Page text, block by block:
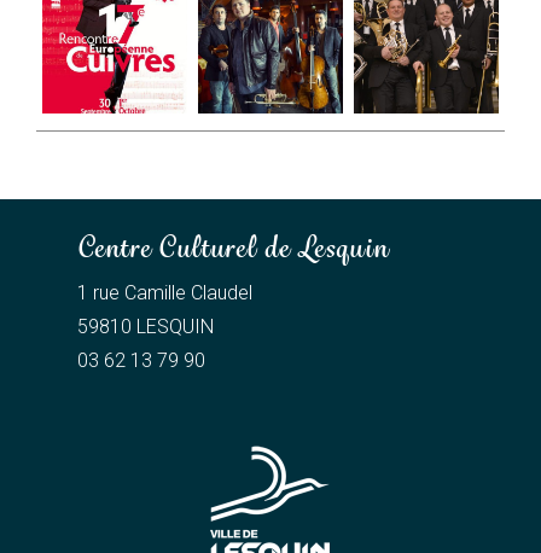
Centre Culturel de Lesquin
1 rue Camille Claudel
59810 LESQUIN
03 62 13 79 90